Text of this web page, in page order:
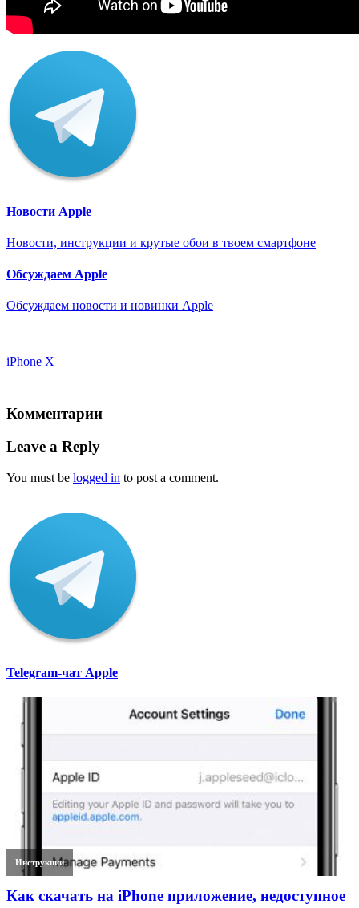
Новости Apple
Новости, инструкции и крутые обои в твоем смартфоне
Обсуждаем Apple
Обсуждаем новости и новинки Apple
iPhone X
Комментарии
Leave a Reply
You must be logged in to post a comment.
Telegram-чат Apple
Инструкции
Как скачать на iPhone приложение, недоступное